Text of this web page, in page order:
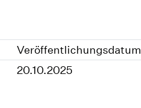
Veröffentlichungsdatum
20.10.2025